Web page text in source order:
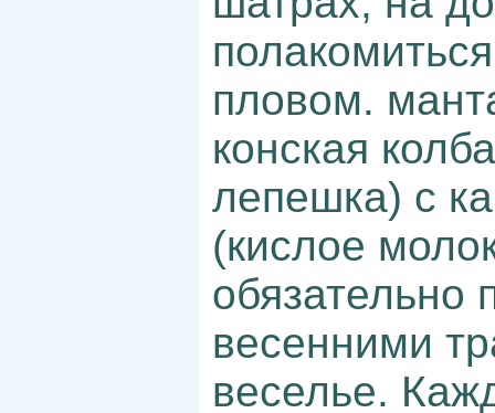
пловом.
конская
лепешка) с
(кислое
обязательно
весенними
веселье.